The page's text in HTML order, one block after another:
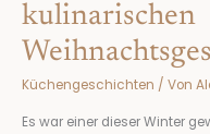
kulinarischen
Küchengeschichten / Von
Es war einer dieser Winter
kulinarischen
Weihnachtsgeschichte!